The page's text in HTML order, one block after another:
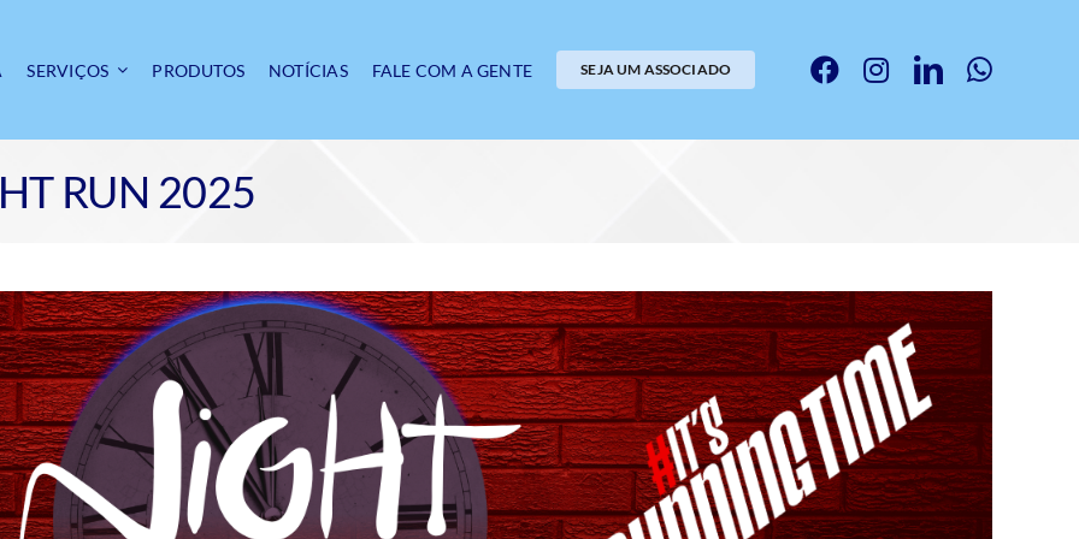
SERVIÇOS PRODUTOS NOTÍCIAS FALE COM A GENTE SEJA UM ASSOCIADO
RUN 2025